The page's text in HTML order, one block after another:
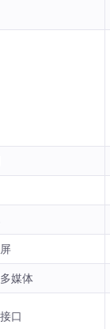
媒体
口